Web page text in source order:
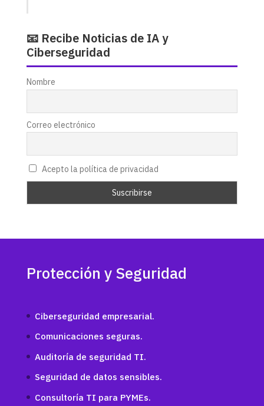
📧 Recibe Noticias de IA y
Ciberseguridad
Nombre
Correo electrónico
Acepto la política de privacidad
Protección y Seguridad
Ciberseguridad empresarial.
Comunicaciones seguras.
Auditoría de seguridad TI.
Seguridad de datos sensibles.
Consultoría TI para PYMEs.